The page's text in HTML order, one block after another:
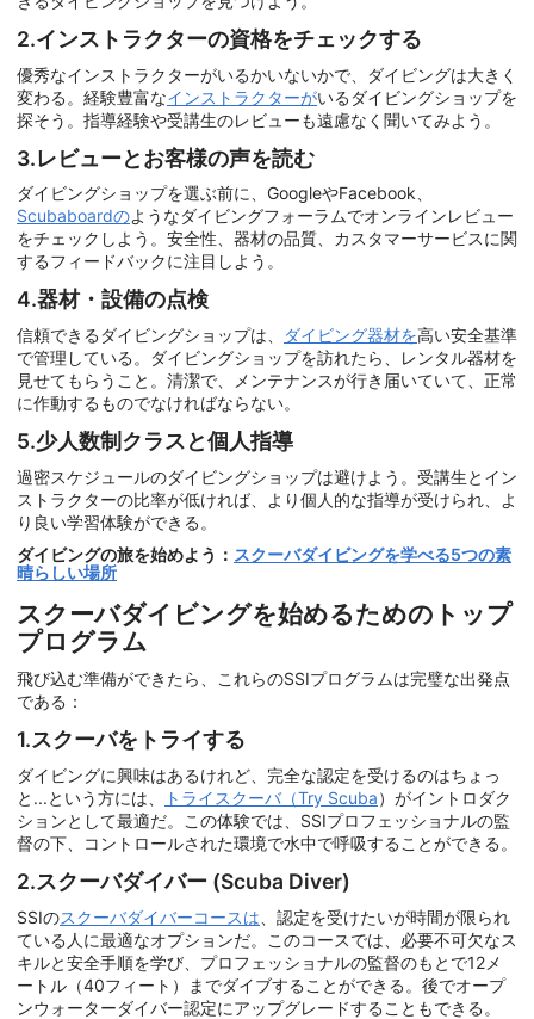
2.インストラクターの資格をチェックする
優秀なインストラクターがいるかいないかで、ダイビングは大きく
変わる。経験豊富なインストラクターがいるダイビングショップを
探そう。指導経験や受講生のレビューも遠慮なく聞いてみよう。
3.レビューとお客様の声を読む
ダイビングショップを選ぶ前に、GoogleやFacebook、
Scubaboardのようなダイビングフォーラムでオンラインレビュー
をチェックしよう。安全性、器材の品質、カスタマーサービスに関
するフィードバックに注目しよう。
4.器材・設備の点検
信頼できるダイビングショップは、 ダイビング器材を高い安全基準
で管理している。ダイビングショップを訪れたら、レンタル器材を
見せてもらうこと。清潔で、メンテナンスが行き届いていて、正常
に作動するものでなければならない。
5.少人数制クラスと個人指導
過密スケジュールのダイビングショップは避けよう。受講生とイン
ストラクターの比率が低ければ、より個人的な指導が受けられ、よ
り良い学習体験ができる。
ダイビングの旅を始めよう： スクーバダイビングを学べる5つの素
晴らしい場所
スクーバダイビングを始めるためのトップ
プログラム
飛び込む準備ができたら、これらのSSIプログラムは完璧な出発点
である：
1.スクーバをトライする
ダイビングに興味はあるけれど、完全な認定を受けるのはちょっ
と...という方には、
トライスクーバ（Try Scuba）がイントロダク
ションとして最適だ。この体験では、SSIプロフェッショナルの監
督の下、コントロールされた環境で水中で呼吸することができる。
2.スクーバダイバー (Scuba Diver)
SSIのスクーバダイバーコースは 、認定を受けたいが時間が限られ
ている人に最適なオプションだ。このコースでは、必要不可欠なス
キルと安全手順を学び、プロフェッショナルの監督のもとで12メ
ートル（40フィート）までダイブすることができる。後でオープ
ンウォーターダイバー認定にアップグレードすることもできる。